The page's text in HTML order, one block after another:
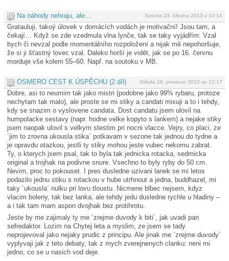
Sobota 23. března 2013 v 10:14
Na náhody nehraju, ale...
Gratauluji, takoý úlovek v domácích vodách je motivační! Jsou tam, a
čekají… Když se zde vzedmula vlna lynče, tak se taky vyjádřím: Vzal
bych či nevzal podle momentálního rozpoložení a nijak mě nepohoršuje,
že si ji šťastný lovec vzal. Daleko horší je vidět, jak se po 16. červnu
morduje vše kolem 55–60. Např. na soutoku v MB.
Středa 26. prosince 2012 ve 12:17
OSMERO CEST K ÚSPĚCHU (2.díl)
Dobre, asi to neumim tak jako mistri (podobne jako 99% rybaru, protoze
nechytam tak malo), ale proste se mi stiky a candati mixuji a to i tehdy,
kdy se snazim o vyslovene candata. Dost candatu jsem ulovil na
humpolacke sestavy (napr. hodne velke kopyto s lankem) a nejake stiky
jsem naopak ulovil s velkym stestim pri nocni vlacce. Vejry, co placi, ze
´jim to zrovna ukousla stika´ potkavam v sezone tak jednou do tydne a
je opravdu otazkou, jestli ty stiky mohou jeste vubec nekomu zabrat.
Ty, o kterych jsem psal, tak to byla tak jednicka rotacka, sedmicka
original a trojhak na podivne snure. Vsechno to byly ryby do 50 cm.
Nevim, proc to pokouset. I pres dusledne uzivani lanek se mi letos
podazilo jednu stiku s rotackou v hube utrhnout a jedna, buddhazel, mi
taky ´ukousla´ nulku pri lovu tloustu. Nicmene blbec nejsem, kdyz
vlacim boleny, tak bez lanka, ale tehdy jedu dusledne rychle u hladiny –
a i tak tam mam aspon dvojhak bez protihrotu.
Jeste by me zajimaly ty me ´zrejme duvody k biti´, jak uvadi pan
sefredaktor. Lozim na Chytej leta a myslim, ze jsem se tady
neprojevoval jako nejaky prudic z principu. Ale jinak me ´zrejme duvody´
vyplyvaji jak z teto debaty, tak z mych zverejnenych clanku: neni mi
jedno, co se u nasich vod deje.